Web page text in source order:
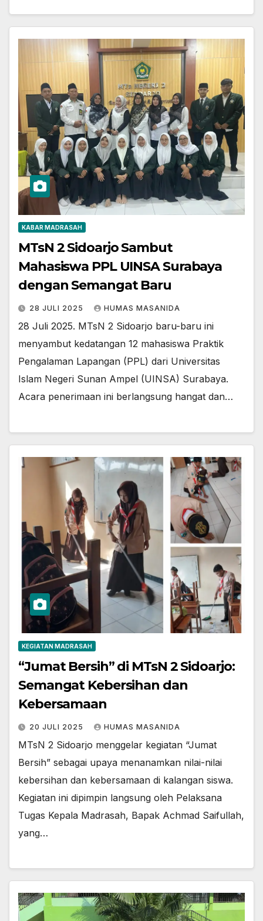
KABAR MADRASAH
MTsN 2 Sidoarjo Sambut
Mahasiswa PPL UINSA Surabaya
dengan Semangat Baru
28 JULI 2025 HUMAS MASANIDA
28 Juli 2025. MTsN 2 Sidoarjo baru-baru ini
menyambut kedatangan 12 mahasiswa Praktik
Pengalaman Lapangan (PPL) dari Universitas
Islam Negeri Sunan Ampel (UINSA) Surabaya.
Acara penerimaan ini berlangsung hangat dan…
KEGIATAN MADRASAH
“Jumat Bersih” di MTsN 2 Sidoarjo:
Semangat Kebersihan dan
Kebersamaan
20 JULI 2025 HUMAS MASANIDA
MTsN 2 Sidoarjo menggelar kegiatan “Jumat
Bersih” sebagai upaya menanamkan nilai-nilai
kebersihan dan kebersamaan di kalangan siswa.
Kegiatan ini dipimpin langsung oleh Pelaksana
Tugas Kepala Madrasah, Bapak Achmad Saifullah,
yang…